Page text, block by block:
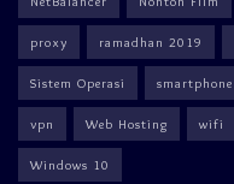
proxy ramadhan 2019
Sistem Operasi smartphone
vpn Web Hosting wifi
Windows 10